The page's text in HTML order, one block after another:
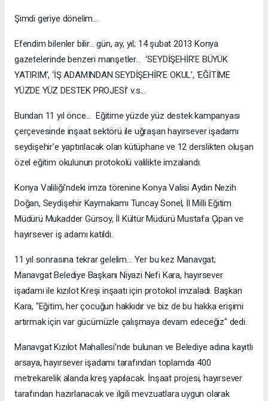
Şimdi geriye dönelim…
Efendim bilenler bilir… gün, ay, yıl; 14 şubat 2013 Konya
gazetelerinde benzeri manşetler… ‘SEYDİŞEHİR’E BÜYÜK
YATIRIM’, ‘İŞ ADAMINDAN SEYDİŞEHİR’E OKUL’, ‘EĞİTİME
YÜZDE YÜZ DESTEK PROJESİ’ v.s…
Bundan 11 yıl önce… Eğitime yüzde yüz destek kampanyası
çerçevesinde inşaat sektörü ile uğraşan hayırsever işadamı
seydişehir’e yaptırılacak olan kütüphane ve 12 derslikten oluşan
özel eğitim okulunun protokolü valilikte imzalandı.
Konya Valiliği'ndeki imza törenine Konya Valisi Aydın Nezih
Doğan, Seydişehir Kaymakamı Tuncay Sonel, İl Milli Eğitim
Müdürü Mukadder Gürsoy, İl Kültür Müdürü Mustafa Çipan ve
hayırsever iş adamı katıldı.
11 yıl sonrasına tekrar gelelim… Yer bu kez Manavgat;
Manavgat Belediye Başkanı Niyazi Nefi Kara, hayırsever
işadamı ile kızılot Kreşi inşaatı için protokol imzaladı. Başkan
Kara, "Eğitim, her çocuğun hakkıdır ve biz de bu hakka erişimi
artırmak için var gücümüzle çalışmaya devam edeceğiz" dedi.
Manavgat Kızılot Mahallesi’nde bulunan ve Belediye adına kayıtlı
arsaya, hayırsever işadamı tarafından toplamda 400
metrekarelik alanda kreş yapılacak. İnşaat projesi, hayırsever
tarafından hazırlanacak ve ilgili mevzuatlara uygun olarak